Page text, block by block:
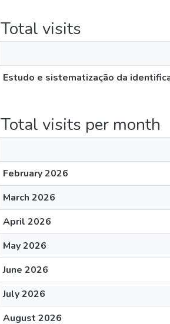
Total visits
Estudo e sistematização da
Total visits per month
February 2026
March 2026
April 2026
May 2026
June 2026
July 2026
August 2026